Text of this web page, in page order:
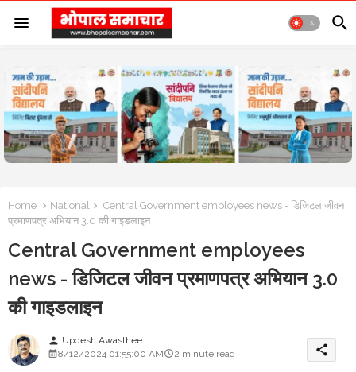
Home National
Central Government employees news - डिजिटल जीवन
प्रमाणपत्र अभियान 3.0 की गाइडलाइन
Central Government employees
news - डिजिटल जीवन प्रमाणपत्र अभियान 3.0
की गाइडलाइन
person Updesh Awasthee
8/12/2024 01:55:00 AM
2 minute read share